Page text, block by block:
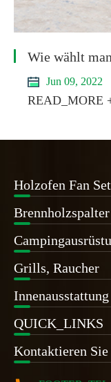
Wie wählt
Jun 09, 2022
READ_MORE
Holzofen Fan Set
Brennholzspalter
Grills, Raucher
Innenausstattung
QUICK_LINKS
Kontaktieren Sie